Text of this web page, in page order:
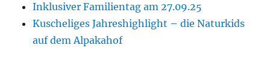
Inklusiver Familientag am 27.09.25
Kuscheliges Jahreshighlight – die Naturkids
auf dem Alpakahof